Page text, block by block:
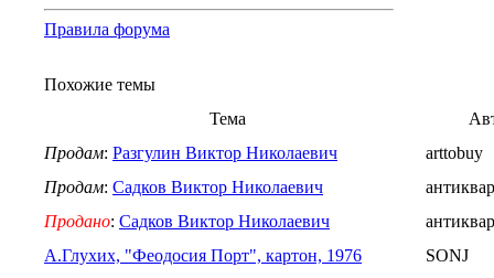
Правила форума
Похожие темы
Тема
Продам: Разгулин Виктор Николаевич
arttobuy
Продам: Садков Виктор Николаевич
Продано: Садков Виктор Николаевич
А.Глухих, "Феодосия Порт", картон, 1976
SONJ